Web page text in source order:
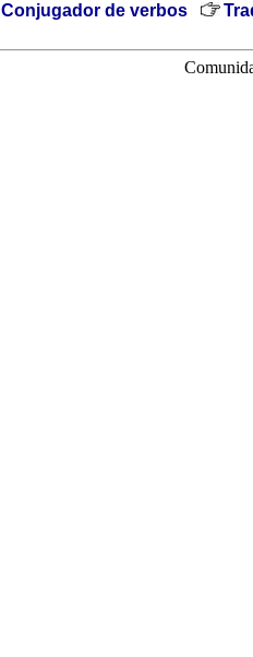
Conjugador de verbos